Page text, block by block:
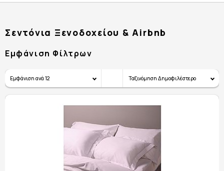
Σεντόνια Ξενοδοχείου & Airbnb
Εμφάνιση Φίλτρων
Εμφάνιση ανά12 Ταξινόμηση Δημοφιλέστερο